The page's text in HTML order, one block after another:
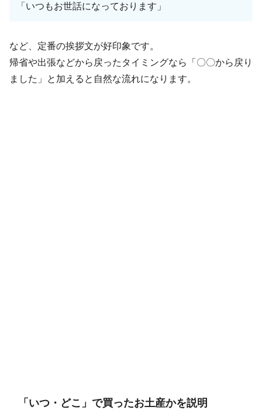
「いつもお世話になっております」
など、定番の挨拶文が好印象です。
帰省や出張などから戻ったタイミングなら「〇〇から戻り
ました」と加えると自然な流れになります。
「いつ・どこ」で買ったお土産かを説明